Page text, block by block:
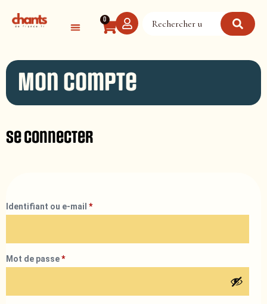
0
Mon compte
Se connecter
Identifiant ou e-mail *
Mot de passe*